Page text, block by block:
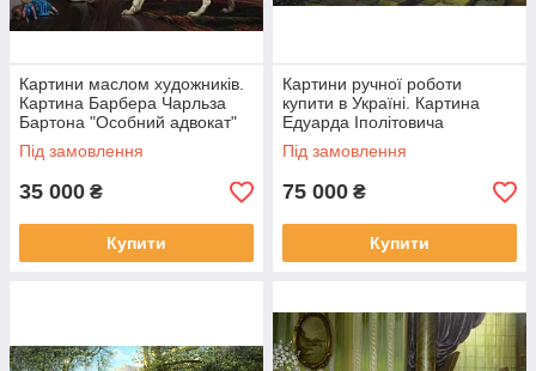
Картини маслом художників.
Картина Барбера Чарльза
Бартона "Особний адвокат"
Під замовлення
35 000 ₴
Купити
Картини ручної роботи
купити в Україні. Картина
Едуарда Іполітовича
Семірадського "Небезпечний
урок".
Під замовлення
75 000 ₴
Купити